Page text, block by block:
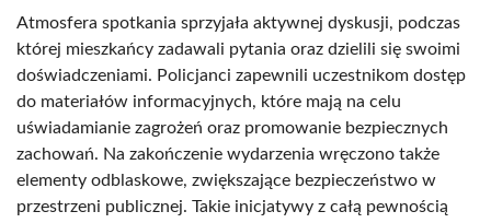
Atmosfera spotkania sprzyjała aktywnej dyskusji, podczas
której mieszkańcy zadawali pytania oraz dzielili się swoimi
doświadczeniami. Policjanci zapewnili uczestnikom dostęp
do materiałów informacyjnych, które mają na celu
uświadamianie zagrożeń oraz promowanie bezpiecznych
zachowań. Na zakończenie wydarzenia wręczono także
elementy odblaskowe, zwiększające bezpieczeństwo w
przestrzeni publicznej. Takie inicjatywy z całą pewnością